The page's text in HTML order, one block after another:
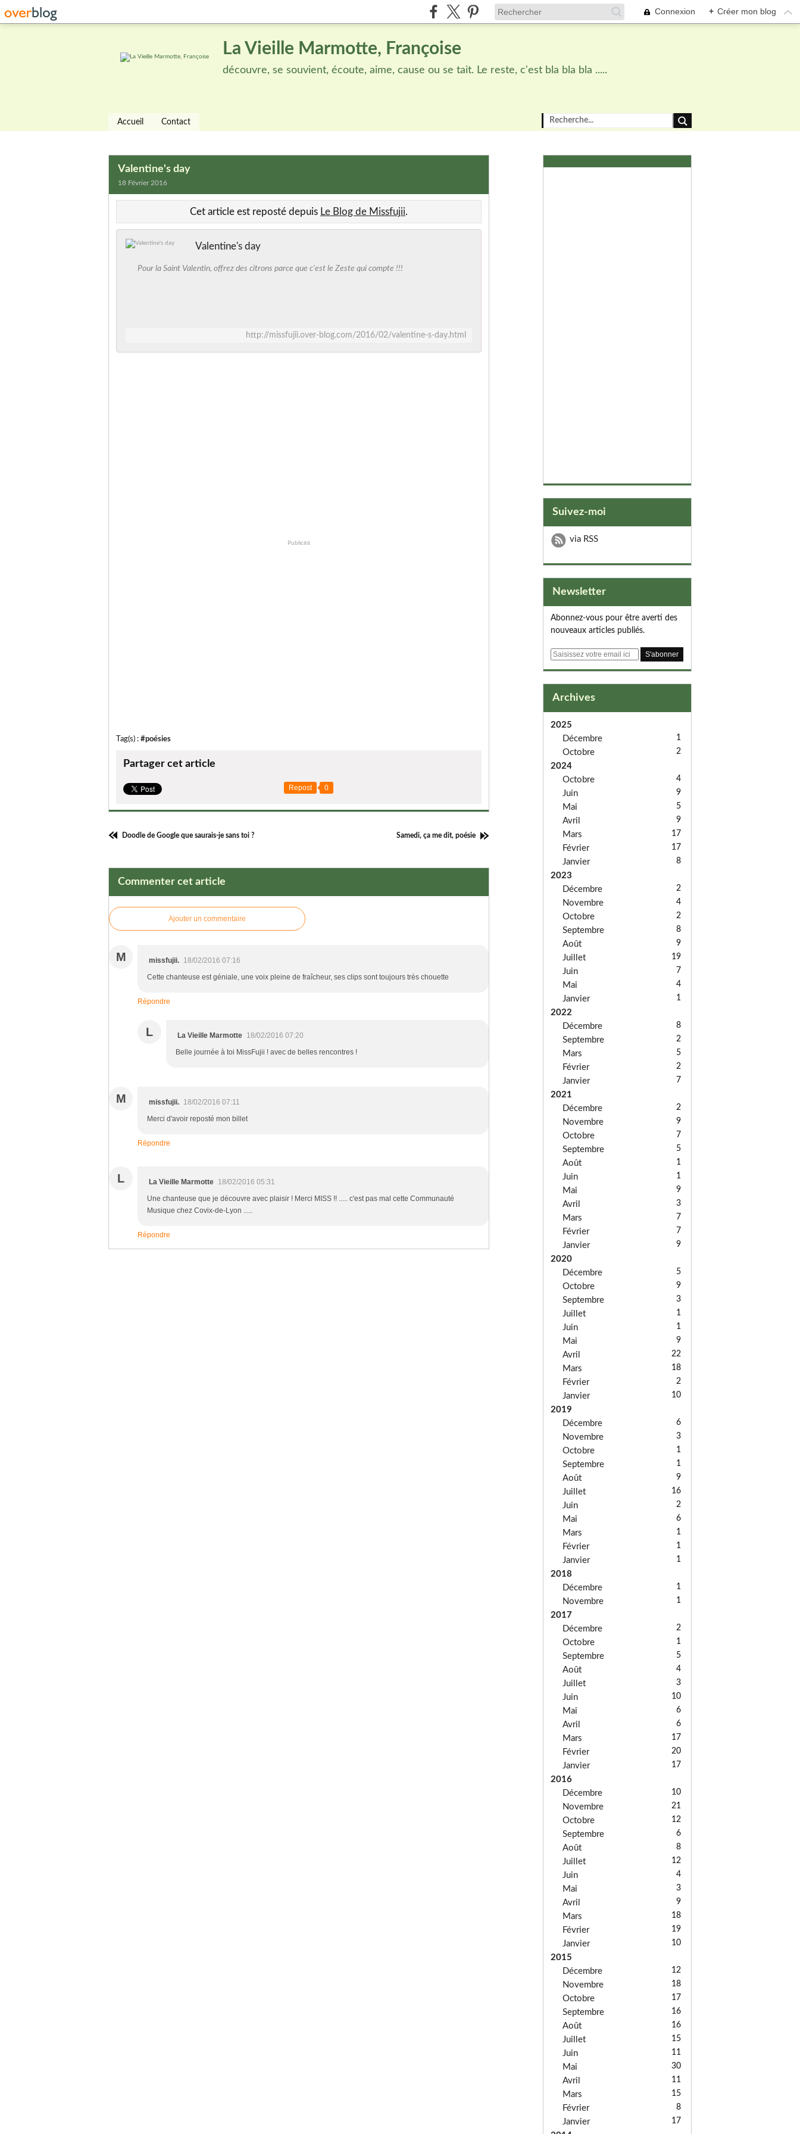
Connexion + Créer mon blog
La Vieille Marmotte, Françoise
découvre, se souvient, écoute, aime, cause ou se tait. Le reste, c'est bla bla bla .....
Accueil Contact
Valentine's day
18 Février 2016
Cet article est reposté depuis Le Blog de Missfujii.
Valentine's day
Pour la Saint Valentin, offrez des citrons parce que c'est le Zeste qui compte !!!
http://missfujii.over-blog.com/2016/02/valentine-s-day.html
Publicité
Tag(s) : #poésies
Partager cet article
Repost 0
Doodle de Google que saurais-je sans toi ? Samedi, ça me dit, poésie
Commenter cet article
Ajouter un commentaire
M missfujii. 18/02/2016 07:16
Cette chanteuse est géniale, une voix pleine de fraîcheur, ses clips sont toujours très chouette
Répondre
L La Vieille Marmotte 18/02/2016 07:20
Belle journée à toi MissFujii ! avec de belles rencontres !
M missfujii. 18/02/2016 07:11
Merci d'avoir reposté mon billet
Répondre
L La Vieille Marmotte 18/02/2016 05:31
Une chanteuse que je découvre avec plaisir ! Merci MISS !! ..... c'est pas mal cette Communauté
Musique chez Covix-de-Lyon .....
Répondre
Suivez-moi
via RSS
Newsletter
Abonnez-vous pour être averti des
nouveaux articles publiés.
E
Archives
2025
Décembre
1
Octobre 2
2024
Octobre
4
Juin 9
Mai 5
Avril 9
Mars 17
Février 17
Janvier 8
2023
Décembre
2
Novembre 4
Octobre 2
Septembre 8
Août 9
Juillet 19
Juin 7
Mai 4
Janvier 1
2022
Décembre
8
Septembre 2
Mars 5
Février 2
Janvier 7
2021
Décembre
2
Novembre 9
Octobre 7
Septembre 5
Août 1
Juin 1
Mai 9
Avril 3
Mars 7
Février 7
Janvier 9
2020
Décembre
5
Octobre 9
Septembre 3
Juillet 1
Juin 1
Mai 9
Avril 22
Mars 18
Février 2
Janvier 10
2019
Décembre
6
Novembre 3
Octobre 1
Septembre 1
Août 9
Juillet 16
Juin 2
Mai 6
Mars 1
Février 1
Janvier 1
2018
Décembre
1
Novembre 1
2017
Décembre
2
Octobre 1
Septembre 5
Août 4
Juillet 3
Juin 10
Mai 6
Avril 6
Mars 17
Février 20
Janvier 17
2016
Décembre
10
Novembre 21
Octobre 12
Septembre 6
Août 8
Juillet 12
Juin 4
Mai 3
Avril 9
Mars 18
Février 19
Janvier 10
2015
Décembre
12
Novembre 18
Octobre 17
Septembre 16
Août 16
Juillet 15
Juin 11
Mai 30
Avril 11
Mars 15
Février 8
Janvier 17